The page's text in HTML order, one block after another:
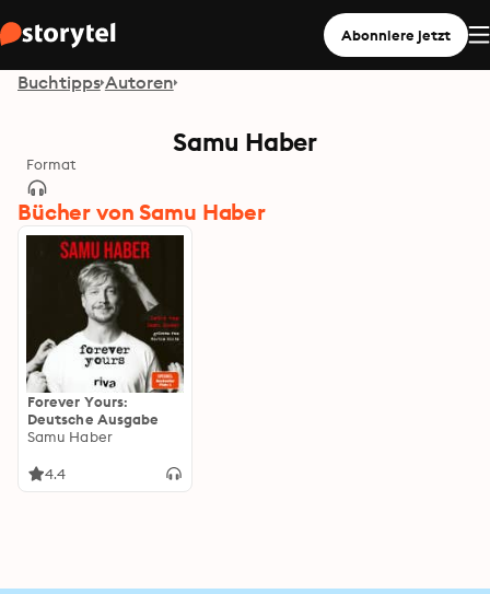
Abonniere jetzt
Buchtipps Autoren
Samu Haber
Format
Bücher von Samu Haber
Forever Yours:
Deutsche Ausgabe
Samu Haber
4.4